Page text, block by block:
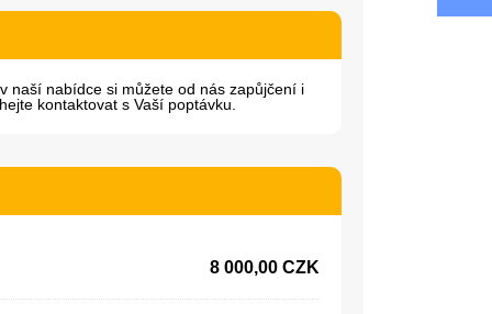
naší nabídce si můžete od nás zapůjčení i
kontaktovat s Vaší poptávku.
8 000,00 CZK